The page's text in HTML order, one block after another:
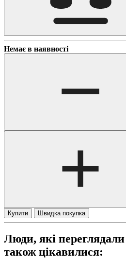
Немає в наявності
Купити Швидка покупка
Люди, які
також цікавилися: